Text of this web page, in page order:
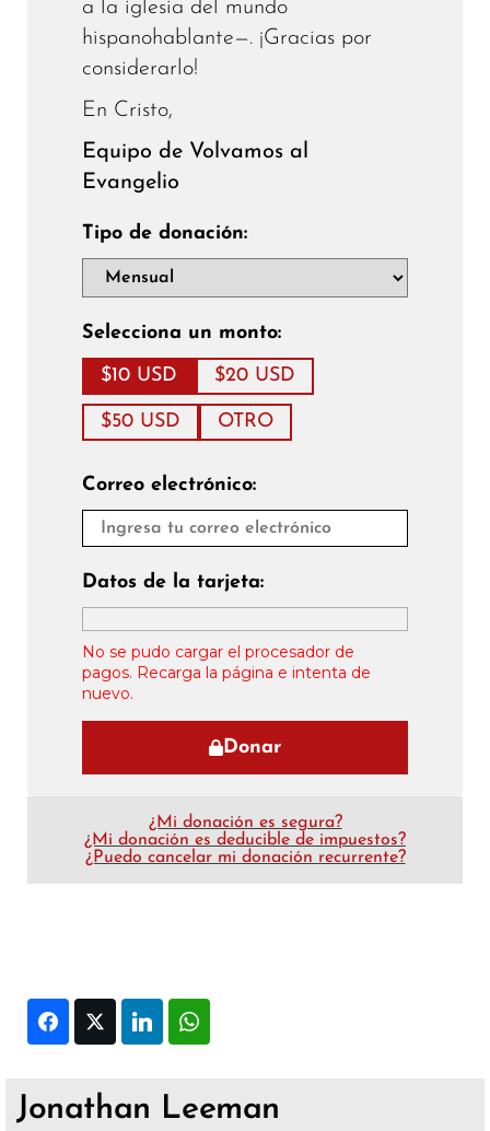
a la iglesia del mundo
hispanohablante—. ¡Gracias por
considerarlo!
En Cristo,
Equipo de Volvamos al
Evangelio
Tipo de donación:
Selecciona un monto:
$10 USD $20 USD
$50 USD OTRO
Correo electrónico:
Datos de la tarjeta:
No se pudo cargar el procesador de
pagos. Recarga la página e intenta de
nuevo.
Donar
¿Mi donación es segura?
¿Mi donación es deducible de impuestos?
¿Puedo cancelar mi donación recurrente?
FacebookTwitter LinkedIn
Jonathan Leeman